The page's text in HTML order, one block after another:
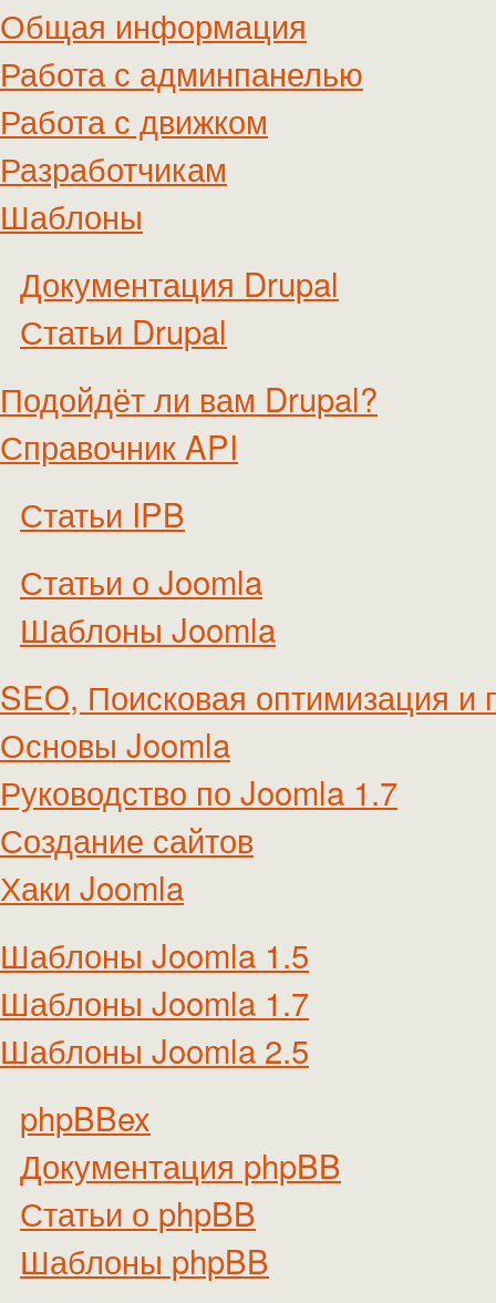
Общая информация
Работа с админпанелью
Работа с движком
Разработчикам
Шаблоны
Документация Drupal
Статьи Drupal
Подойдёт ли вам Drupal?
Справочник API
Статьи IPB
Статьи о Joomla
Шаблоны Joomla
SEO, Поисковая оптимизация и
Основы Joomla
Руководство по Joomla 1.7
Создание сайтов
Хаки Joomla
Шаблоны Joomla 1.5
Шаблоны Joomla 1.7
Шаблоны Joomla 2.5
phpBBex
Документация phpBB
Статьи о phpBB
Шаблоны phpBB